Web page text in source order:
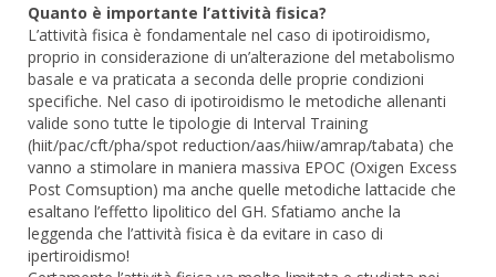
Quanto è importante l’attività fisica?
L’attività fisica è fondamentale nel caso di ipotiroidismo,
proprio in considerazione di un’alterazione del metabolismo
basale e va praticata a seconda delle proprie condizioni
specifiche. Nel caso di ipotiroidismo le metodiche allenanti
valide sono tutte le tipologie di Interval Training
(hiit/pac/cft/pha/spot reduction/aas/hiiw/amrap/tabata) che
vanno a stimolare in maniera massiva EPOC (Oxigen Excess
Post Comsuption) ma anche quelle metodiche lattacide che
esaltano l’effetto lipolitico del GH. Sfatiamo anche la
leggenda che l’attività fisica è da evitare in caso di
ipertiroidismo!